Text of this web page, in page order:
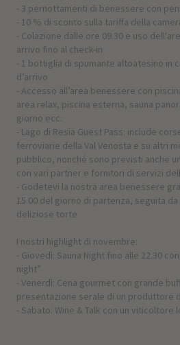
- 3 pernottamenti di benessere con
- 10 % di sconto sulla tariffa della
- Colazione dalle ore 09.30 e uso
arrivo fino al check-in
- 1 bottiglia di spumante altoatesino in
d’arrivo
- Accesso all’area benessere con
area relax, piscina esterna, sauna
giorno ecc.
- Lago di Resia Guest Pass: include
ferroviarie della Val Venosta e su altri
pubblico, nonché sono previsti anche
con vari partner e fornitori di servizi
- Godetevi la nostra area benessere
15.00 del giorno di partenza, seguita
deliziose torte
I nostri highlight di novembre:
- Giovedì: Sauna Night fino alle 22.30
night”
- Venerdì: Cena gourmet con grande
presentazione serale di un produttore
- Sabato: Wine & Talk con un viticoltore